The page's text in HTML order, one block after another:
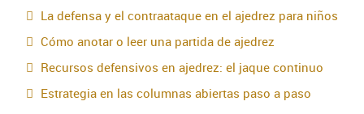
La defensa y el contraataque en el ajedrez para niños
Cómo anotar o leer una partida de ajedrez
Recursos defensivos en ajedrez: el jaque continuo
Estrategia en las columnas abiertas paso a paso